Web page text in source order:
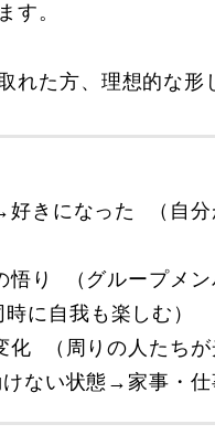
す。
れた方、理想的な形
きになった （自分
悟り （グループメ
に自我も楽しむ）
（周りの人たちが
ない状態→家事・仕